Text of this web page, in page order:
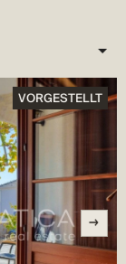
VORGESTELLT